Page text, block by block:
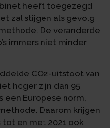
heeft toegezegd
zal stijgen als gevolg
De veranderde
immers niet minder
CO2-uitstoot van
hoger zijn dan 95
een Europese norm,
Daarom krijgen
tot en met 2021 ook